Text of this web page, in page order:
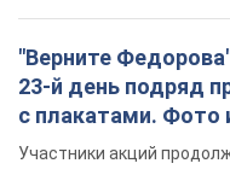
"Верните
23-й день подряд
с плакатами. Фото
Участники акций